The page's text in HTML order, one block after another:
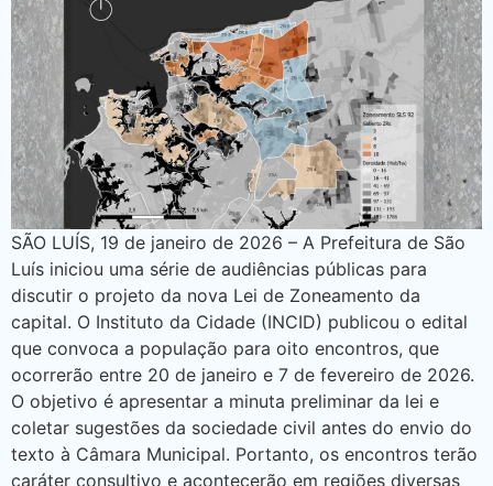
SÃO LUÍS, 19 de janeiro de 2026 – A Prefeitura de São
Luís iniciou uma série de audiências públicas para
discutir o projeto da nova Lei de Zoneamento da
capital. O Instituto da Cidade (INCID) publicou o edital
que convoca a população para oito encontros, que
ocorrerão entre 20 de janeiro e 7 de fevereiro de 2026.
O objetivo é apresentar a minuta preliminar da lei e
coletar sugestões da sociedade civil antes do envio do
texto à Câmara Municipal. Portanto, os encontros terão
caráter consultivo e acontecerão em regiões diversas